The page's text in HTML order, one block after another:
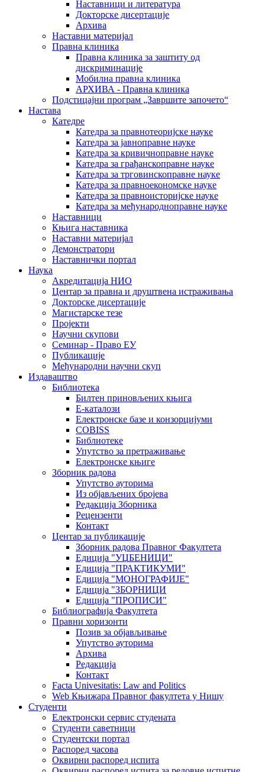
Наставници и литература
Докторске дисертације
Архива
Наставни материјал
Правна клиника
Правна клиника за заштиту од
дискриминације
Мобилна правна клиника
АРХИВА - Правна клиника
Подстицајни програм „Завршите започето“
Настава
Катедре
Катедра за правнотеоријске науке
Катедра за јавноправне науке
Катедра за кривичноправне науке
Катедра за грађанскоправне науке
Катедра за трговинскоправне науке
Катедра за правноекономске науке
Катедра за правноисторијске науке
Катедра за међународноправне науке
Наставници
Књига наставника
Наставни материјал
Демонстратори
Наставнички портал
Наука
Акредитација НИО
Центар за правна и друштвена истраживања
Докторске дисертације
Магистарске тезе
Пројекти
Научни скупови
Семинар - Право ЕУ
Публикације
Међународни научни скуп
Издаваштво
Библиотека
Билтен приновљених књига
Е-каталози
Електронске базе и конзорцијуми
COBISS
Библиотеке
Упутство за претраживање
Електронске књиге
Зборник радова
Упутство ауторима
Из објављених бројева
Редакција Зборника
Рецензенти
Контакт
Центар за публикације
Зборник радова Правног Факултета
Едиција "УЏБЕНИЦИ"
Едиција "ПРАКТИКУМИ"
Едиција "МОНОГРАФИЈЕ"
Едиција "ЗБОРНИЦИ
Едиција "ПРОПИСИ"
Библиографија Факултета
Правни хоризонти
Позив за објављивање
Упутство ауторима
Архива
Редакција
Контакт
Facta Univesitatis: Law and Politics
Web Књижара Правног факултета у Нишу
Студенти
Електронски сервис студената
Студенти саветници
Студентски портал
Распоред часова
Оквирни распоред испита